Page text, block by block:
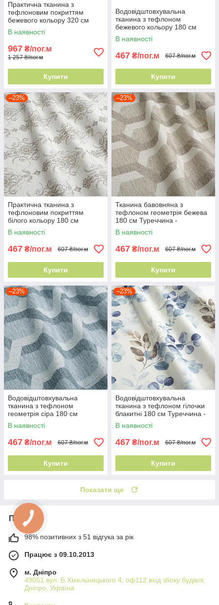
Практична тканина з
тефлоновим покриттям
бежевого кольору 320 см
Туреччина для подушок та
чохлів
В наявності
967 ₴/пог.м
1 257 ₴/пог.м
Купити
Водовідштовхувальна
тканина з тефлоном
бежевого кольору 180 см
Туреччина для домашнього
текстилю
В наявності
467 ₴/пог.м 607 ₴/пог.м
Купити
–23%
Практична тканина з
тефлоновим покриттям
білого кольору 180 см
Туреччина для домашнього
текстилю
В наявності
467 ₴/пог.м 607 ₴/пог.м
Купити
–23%
Тканина бавовняна з
тефлоном геометрія бежева
180 см Туреччина -
графічний малюнок
В наявності
467 ₴/пог.м 607 ₴/пог.м
Купити
–23%
Водовідштовхувальна
тканина з тефлоном
геометрія сіра 180 см
Туреччина - графічний
малюнок
В наявності
467 ₴/пог.м 607 ₴/пог.м
Купити
–23%
Водовідштовхувальна
тканина з тефлоном гілочки
блакитні 180 см Туреччина -
природний мотив
В наявності
467 ₴/пог.м 607 ₴/пог.м
Купити
Показати ще
Про нас
98% позитивних з 51 відгука за рік
Працює з 09.10.2013
м. Дніпро
49051 вул. Б.Хмельницького 4, оф112 вхід збоку будівлі,
Дніпро, Україна